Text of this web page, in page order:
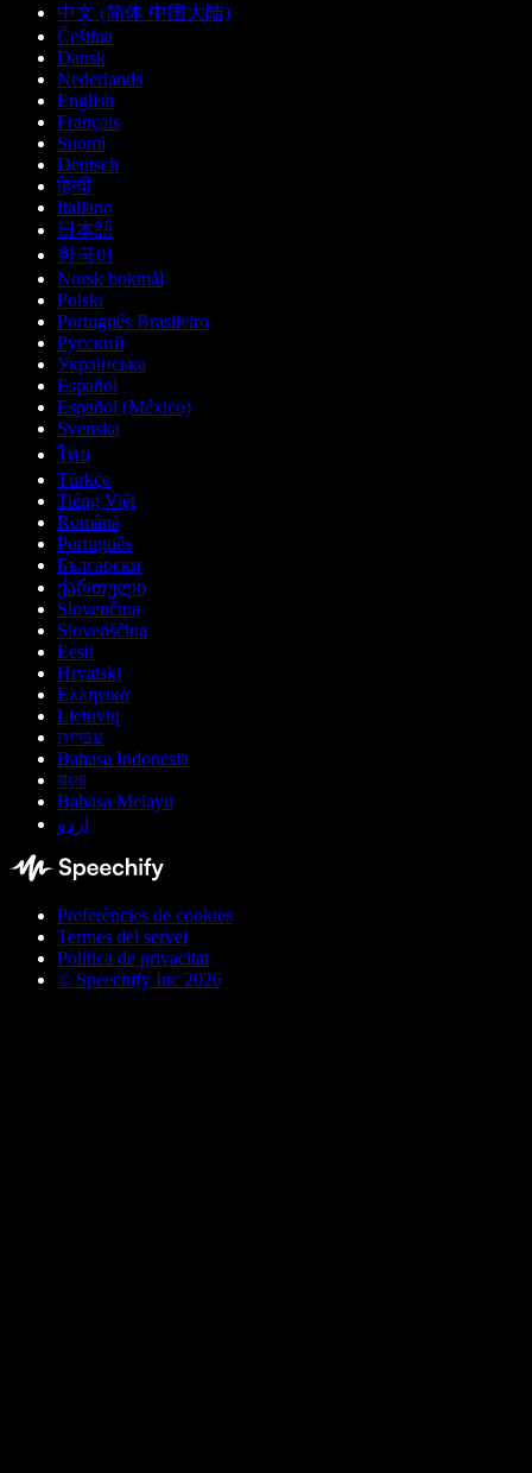
中文 (简体 中国大陆)
Čeština
Dansk
Nederlands
English
Français
Suomi
Deutsch
हिन्दी
Italiano
日本語
한국어
Norsk bokmål
Polski
Português Brasileiro
Русский
Українська
Español
Español (México)
Svenska
ไทย
Türkçe
Tiếng Việt
Română
Português
Български
ქართული
Slovenčina
Slovenščina
Eesti
Hrvatski
Ελληνικά
Lietuvių
עברית
Bahasa Indonesia
বাংলা
Bahasa Melayu
اردو
Preferències de cookies
Termes del servei
Política de privacitat
© Speechify Inc 2026